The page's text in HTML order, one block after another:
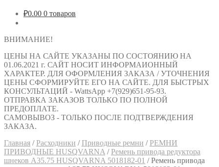
₽0.00 0 товаров
ВНИМАНИЕ!
ЦЕНЫ НА САЙТЕ УКАЗАНЫ ПО СОСТОЯНИЮ НА
01.06.2021 г. САЙТ НОСИТ ИНФОРМАИОННЫЙ
ХАРАКТЕР. ДЛЯ ОФОРМЛЕНИЯ ЗАКАЗА / УТОЧНЕНИЯ
ЦЕНЫ СФОРМИРУЙТЕ ЕГО НА САЙТЕ. ДЛЯ БЫСТРЫХ
КОНСУЛЬТАЦИЙ - WattsApp +7(929)651-95-93.
ОТПРАВКА ЗАКАЗОВ ТОЛЬКО ПО ПОЛНОЙ
ПРЕДОПЛАТЕ.
САМОВЫВОЗ - ТОЛЬКО ПОСЛЕ ПОДТВЕРЖДЕНИЯ
ЗАКАЗА.
Главная / Расходники / Приводные ремни / РЕМНИ
ПРИВОДНЫЕ HUSQVARNA / Ремень привода редуктора
шнеков A35.75 HUSQVARNA 5018182-01 /Ремень привода